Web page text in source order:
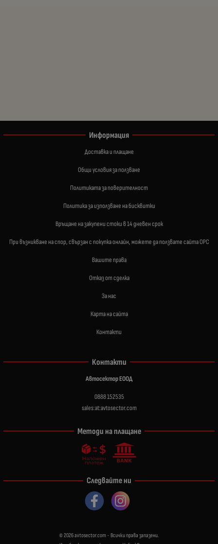
Информация
Доставка и плащане
Общи условия за ползване
Политиката за поверителност
Политика за използване на бисквитки
Връщане на закупени стоки в 14 дневен срок
При възникване на спор, свързан с покупка онлайн, можете да ползвате сайта ОРС
Вашите права
Отказ от сделка
За нас
Карта на сайта
Контакти
Контакти
Автосектор ЕООД
0888 152535
sales:at:avtosector.com
Методи на плащане
Следвайте ни
© 2026avtosector.com - Всички права запазени.